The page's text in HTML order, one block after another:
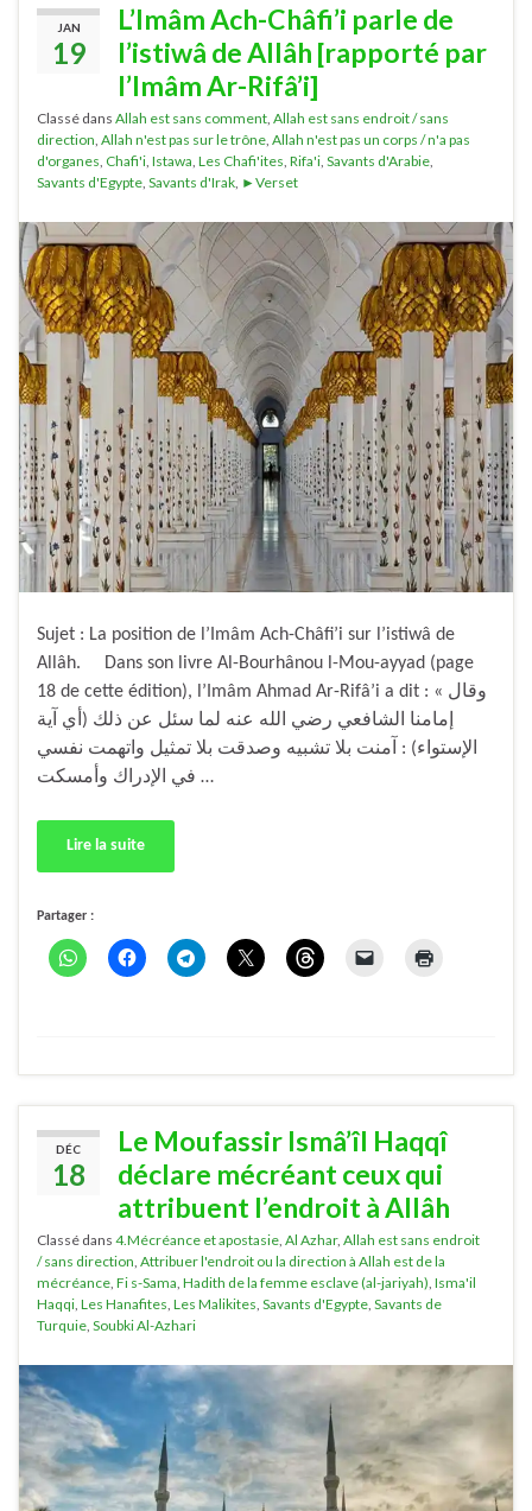
JAN
19
L’Imâm Ach-Châfi’i parle de
l’istiwâ de Allâh [rapporté par
l’Imâm Ar-Rifâ’i]
Classé dans Allah est sans comment Allah est sans endroit / sans
direction Allah n'est pas sur le trône Allah n'est pas un corps / n'a pas
d'organes Chafi'i Istawa Les Chafi'ites Rifa'i Savants d'Arabie
Savants d'Egypte Savants d'Irak ►Verset
Sujet : La position de l’Imâm Ach-Châfi’i sur l’istiwâ de
Allâh. Dans son livre Al-Bourhânou l-Mou-ayyad (page
18 de cette édition), l’Imâm Ahmad Ar-Rifâ’i a dit : « وقال
إمامنا الشافعي رضي الله عنه لما سئل عن ذلك (أي آية
الإستواء) : آمنت بلا تشبيه وصدقت بلا تمثيل واتهمت نفسي
في الإدراك وأمسكت …
Lire la suite
Partager :
DÉC
18
Le Moufassir Ismâ’îl Haqqî
déclare mécréant ceux qui
attribuent l’endroit à Allâh
Classé dans 4.Mécréance et apostasie Al Azhar, Allah est sans endroit
/ sans direction Attribuer l'endroit ou la direction à Allah est de la
mécréance Fi s-Sama Hadith de la femme esclave (al-jariyah) Isma'il
Haqqi Les Hanafites Les Malikites Savants d'Egypte Savants de
Turquie Soubki Al-Azhari